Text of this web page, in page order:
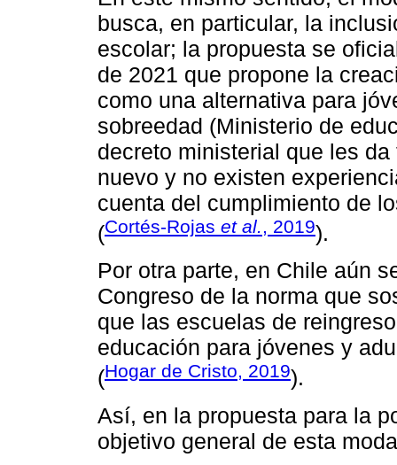
busca, en particular, la
escolar; la propuesta se
de 2021 que propone la
como una alternativa para
sobreedad (Ministerio de
decreto ministerial que les
nuevo y no existen
cuenta del cumplimiento de
(Cortés-Rojas et al. , 2019).
Por otra parte, en Chile aún
Congreso de la norma que
que las escuelas de
educación para jóvenes y
(Hogar de Cristo, 2019).
Así, en la propuesta para la
objetivo general de esta